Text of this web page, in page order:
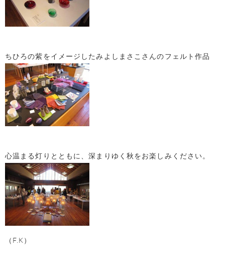
ちひろの紫をイメージしたみよしまさこさんのフェルト作品
心温まる灯りとともに、深まりゆく秋をお楽しみください。
（F.K）